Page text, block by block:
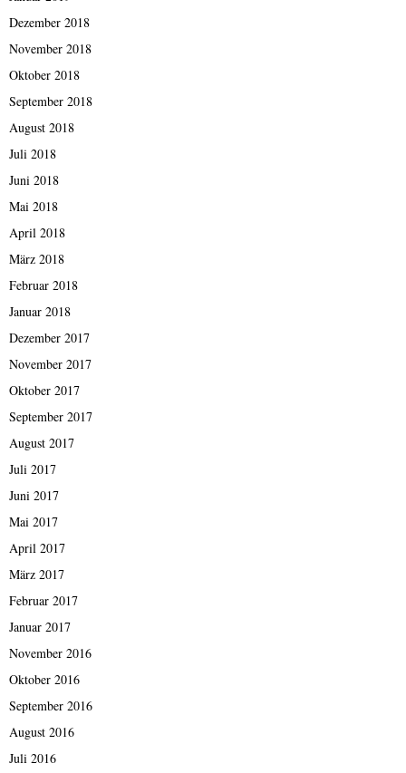
Dezember 2018
November 2018
Oktober 2018
September 2018
August 2018
Juli 2018
Juni 2018
Mai 2018
April 2018
März 2018
Februar 2018
Januar 2018
Dezember 2017
November 2017
Oktober 2017
September 2017
August 2017
Juli 2017
Juni 2017
Mai 2017
April 2017
März 2017
Februar 2017
Januar 2017
November 2016
Oktober 2016
September 2016
August 2016
Juli 2016